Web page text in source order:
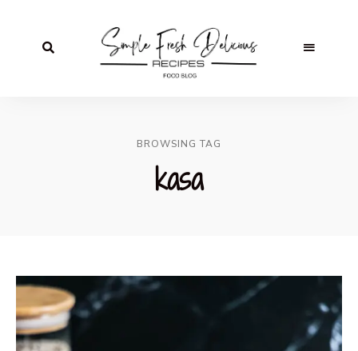
BROWSING TAG
kasa